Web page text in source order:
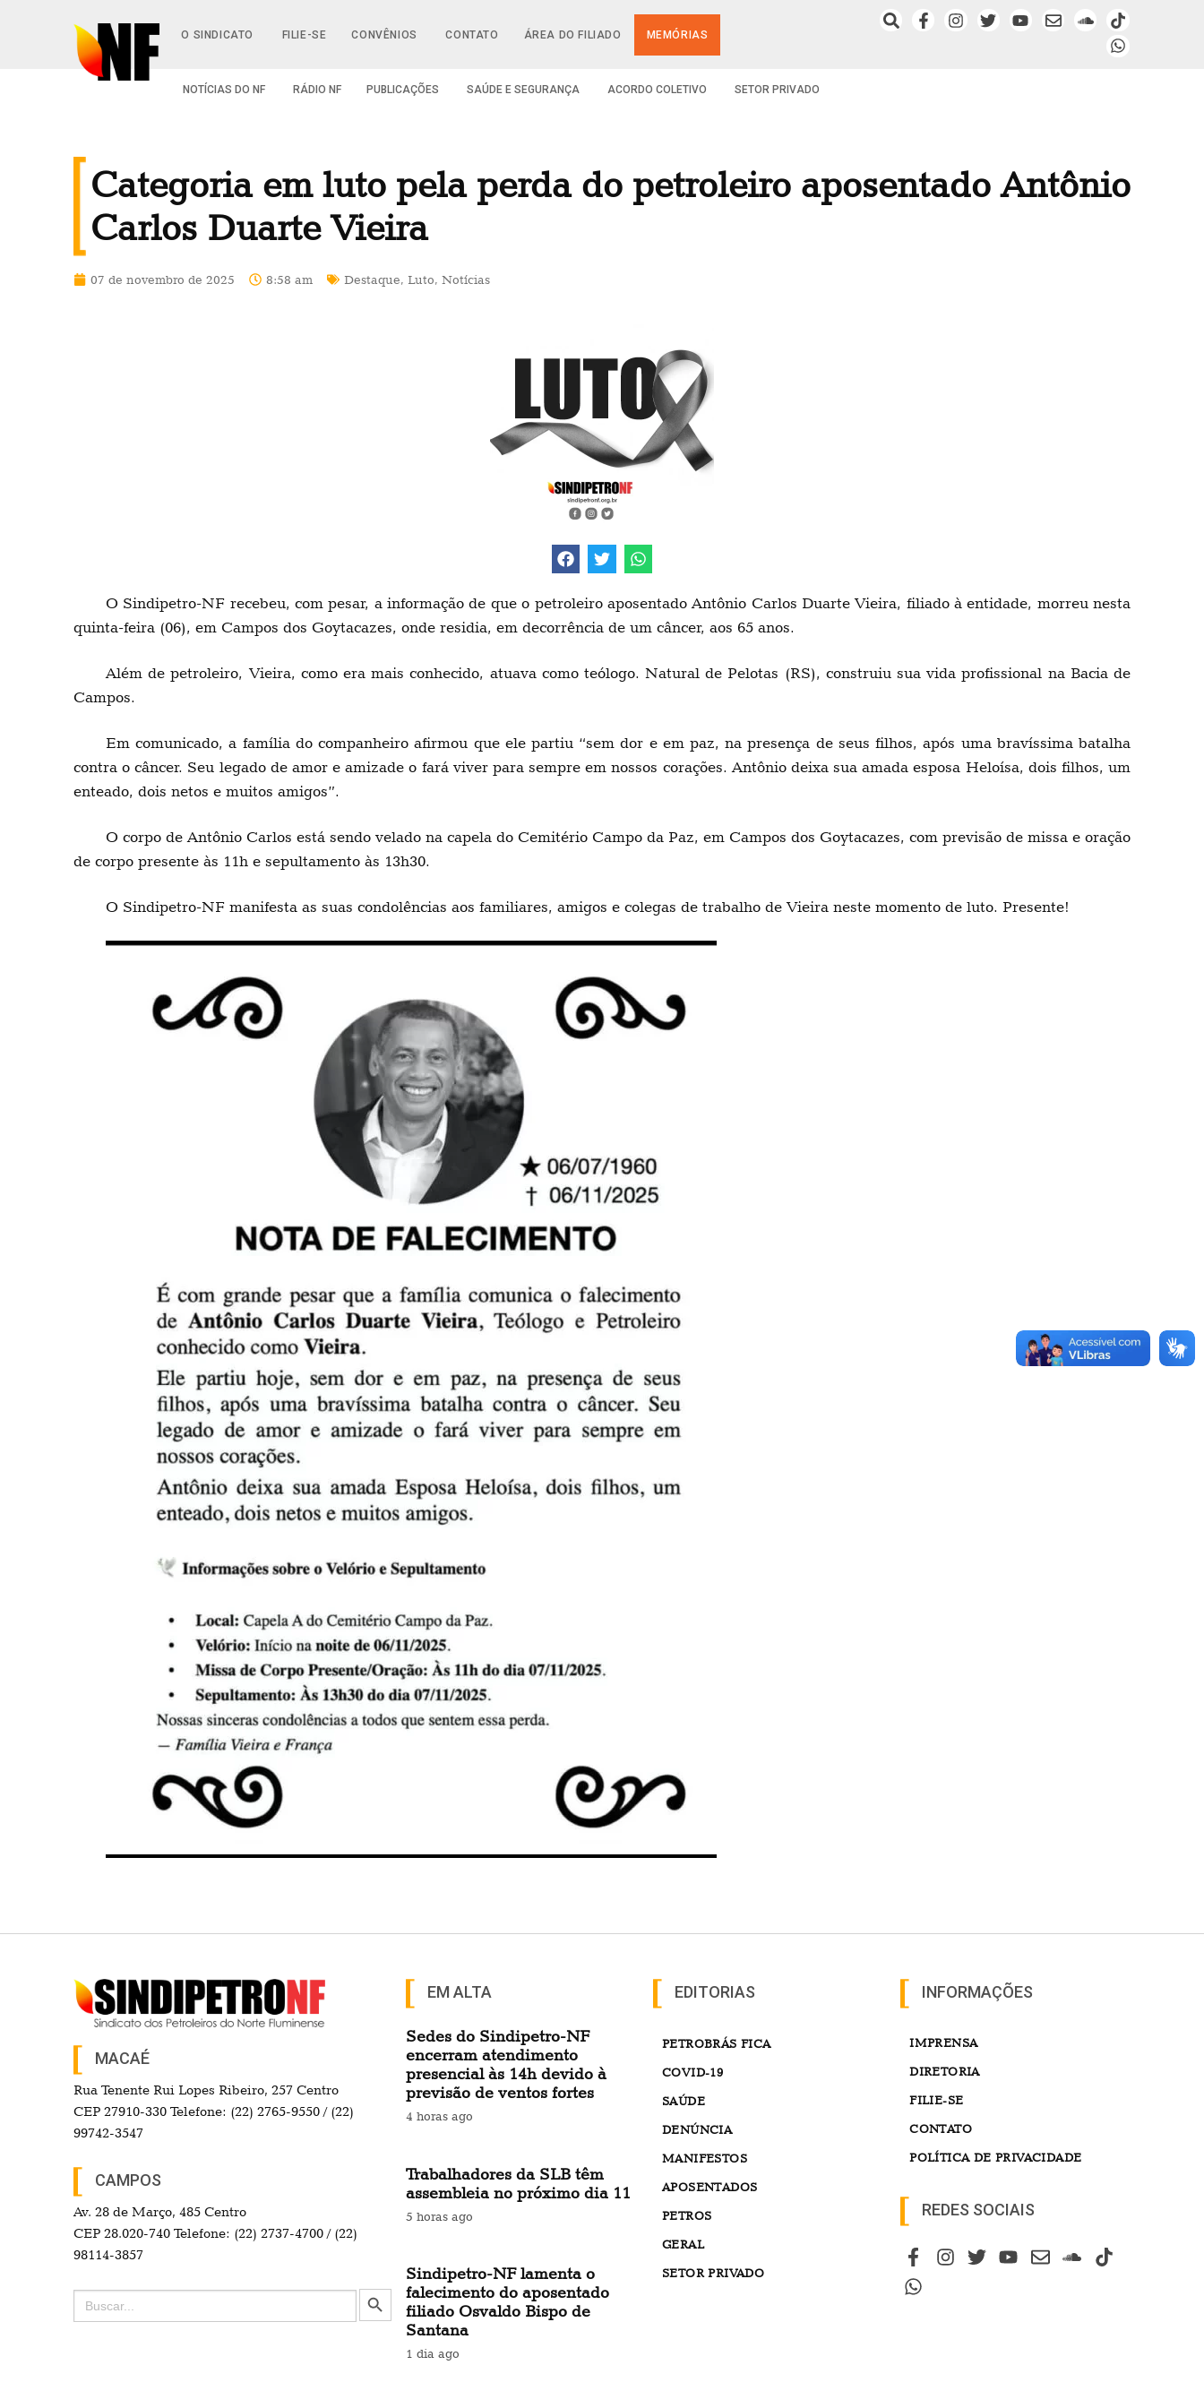
O SINDICATO FILIE-SE CONVÊNIOS CONTATO ÁREA DO FILIADO MEMÓRIAS
NOTÍCIAS DO NF RÁDIO NF PUBLICAÇÕES SAÚDE E SEGURANÇA ACORDO COLETIVO SETOR PRIVADO
Categoria em luto pela perda do petroleiro aposentado Antônio
Carlos Duarte Vieira
07 de novembro de 2025 8:58 am Destaque, Luto, Notícias
O Sindipetro-NF recebeu, com pesar, a informação de que o petroleiro aposentado Antônio Carlos Duarte Vieira, filiado à entidade, morreu nesta
quinta-feira (06), em Campos dos Goytacazes, onde residia, em decorrência de um câncer, aos 65 anos.
Além de petroleiro, Vieira, como era mais conhecido, atuava como teólogo. Natural de Pelotas (RS), construiu sua vida profissional na Bacia de
Campos.
Em comunicado, a família do companheiro afirmou que ele partiu “sem dor e em paz, na presença de seus filhos, após uma bravíssima batalha
contra o câncer. Seu legado de amor e amizade o fará viver para sempre em nossos corações. Antônio deixa sua amada esposa Heloísa, dois filhos, um
enteado, dois netos e muitos amigos”.
O corpo de Antônio Carlos está sendo velado na capela do Cemitério Campo da Paz, em Campos dos Goytacazes, com previsão de missa e oração
de corpo presente às 11h e sepultamento às 13h30.
O Sindipetro-NF manifesta as suas condolências aos familiares, amigos e colegas de trabalho de Vieira neste momento de luto. Presente!
MACAÉ
Rua Tenente Rui Lopes Ribeiro, 257 Centro
CEP 27910-330 Telefone: (22) 2765-9550 / (22)
99742-3547
CAMPOS
Av. 28 de Março, 485 Centro
CEP 28.020-740 Telefone: (22) 2737-4700 / (22)
98114-3857
Search
for:
Search Button
EM ALTA
Sedes do Sindipetro-NF
encerram atendimento
presencial às 14h devido à
previsão de ventos fortes
4 horas ago
Trabalhadores da SLB têm
assembleia no próximo dia 11
5 horas ago
Sindipetro-NF lamenta o
falecimento do aposentado
filiado Osvaldo Bispo de
Santana
1 dia ago
EDITORIAS
PETROBRÁS FICA
COVID-19
SAÚDE
DENÚNCIA
MANIFESTOS
APOSENTADOS
PETROS
GERAL
SETOR PRIVADO
INFORMAÇÕES
IMPRENSA
DIRETORIA
FILIE-SE
CONTATO
POLÍTICA DE PRIVACIDADE
REDES SOCIAIS